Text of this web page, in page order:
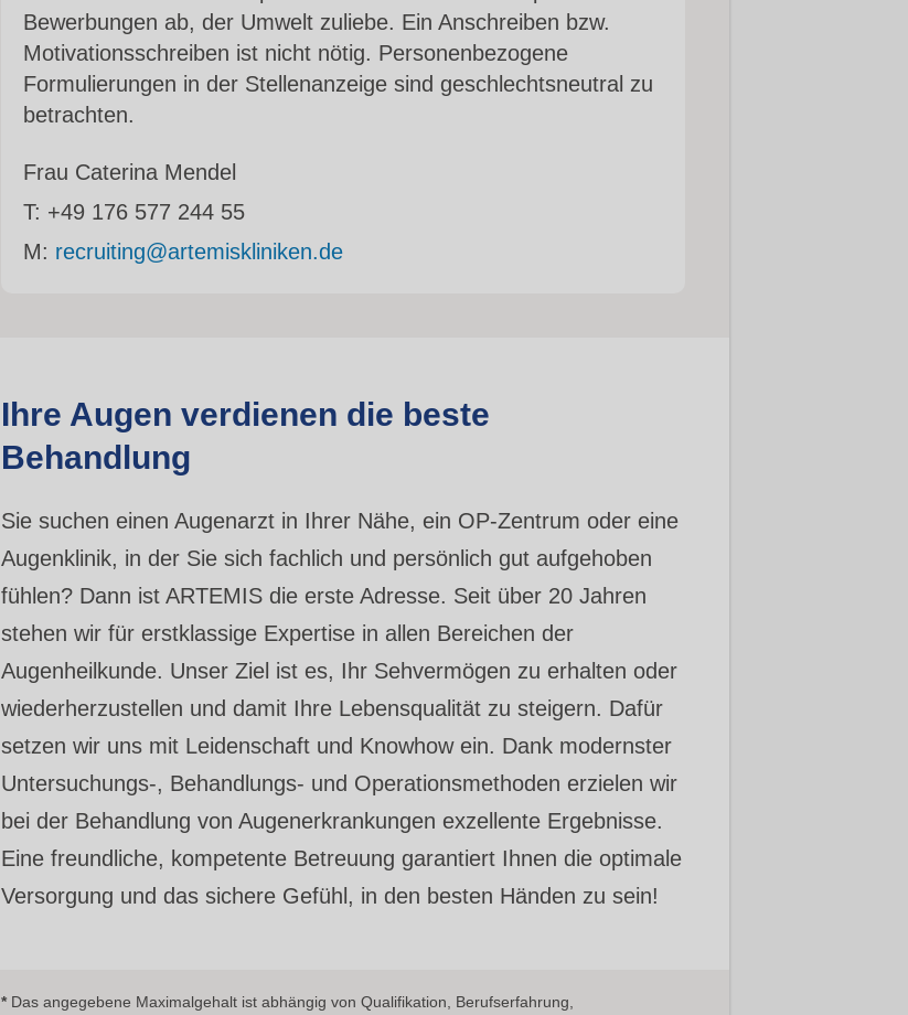
Bewerbungen ab, der Umwelt zuliebe. Ein Anschreiben bzw.
Motivationsschreiben ist nicht nötig. Personenbezogene
Formulierungen in der Stellenanzeige sind geschlechtsneutral zu
betrachten.
Frau Caterina Mendel
T: +49 176 577 244 55
M: recruiting@artemiskliniken.de
Ihre Augen verdienen die beste
Behandlung
Sie suchen einen Augenarzt in Ihrer Nähe, ein OP-Zentrum oder eine
Augenklinik, in der Sie sich fachlich und persönlich gut aufgehoben
fühlen? Dann ist ARTEMIS die erste Adresse. Seit über 20 Jahren
stehen wir für erstklassige Expertise in allen Bereichen der
Augenheilkunde. Unser Ziel ist es, Ihr Sehvermögen zu erhalten oder
wiederherzustellen und damit Ihre Lebensqualität zu steigern. Dafür
setzen wir uns mit Leidenschaft und Knowhow ein. Dank modernster
Untersuchungs-, Behandlungs- und Operationsmethoden erzielen wir
bei der Behandlung von Augenerkrankungen exzellente Ergebnisse.
Eine freundliche, kompetente Betreuung garantiert Ihnen die optimale
Versorgung und das sichere Gefühl, in den besten Händen zu sein!
*Das angegebene Maximalgehalt ist abhängig von Qualifikation, Berufserfahrung,